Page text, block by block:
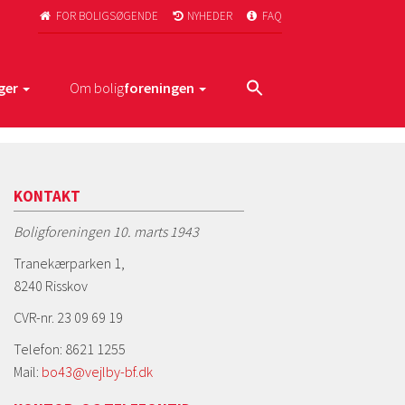
 FOR BOLIGSØGENDE  NYHEDER  FAQ
Om boligforeningen
KONTAKT
Boligforeningen 10. marts 1943
Tranekærparken 1,
8240 Risskov
CVR-nr. 23 09 69 19
Telefon: 8621 1255
Mail: bo43@vejlby-bf.dk